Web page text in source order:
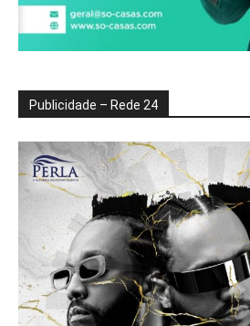
Publicidade – Rede 24